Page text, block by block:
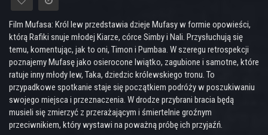
Film Mufasa: Król lew przedstawia dzieje Mufasy w formie opowieści,
którą Rafiki snuje młodej Kiarze, córce Simby i Nali. Przysłuchują się
temu, komentując, jak to oni, Timon i Pumbaa. W szeregu retrospekcji
poznajemy Mufasę jako osierocone lwiątko, zagubione i samotne, które
ratuje inny młody lew, Taka, dziedzic królewskiego tronu. To
przypadkowe spotkanie staje się początkiem podróży w poszukiwaniu
swojego miejsca i przeznaczenia. W drodze przybrani bracia będą
musieli się zmierzyć z przerażającym i śmiertelnie groźnym
przeciwnikiem, który wystawi na poważną próbę ich przyjaźń.